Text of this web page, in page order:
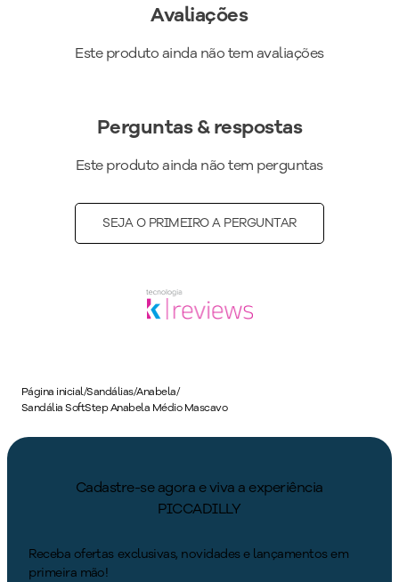
superconforto, forro superfofinho e super amortecimento
tornando-o indispensável para quem precisa ficar horas de pé
com mix de texturas.
Peso do Produto:504g
599002
Avaliações
Este produto ainda não tem avaliações
Perguntas & respostas
Este produto ainda não tem perguntas
SEJA O PRIMEIRO A PERGUNTAR
Página inicial/Sandálias/Anabela/
Sandália SoftStep Anabela Médio Mascavo
Cadastre-se agora e viva a experiência
PICCADILLY
Receba ofertas exclusivas, novidades e lançamentos em
primeira mão!